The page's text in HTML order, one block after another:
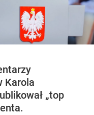
Karola
„top